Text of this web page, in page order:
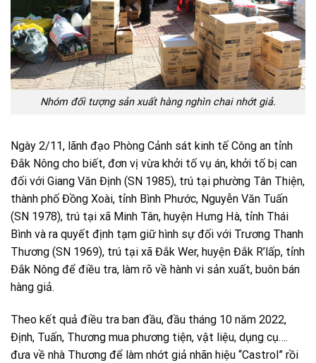
Nhóm đối tượng sản xuất hàng nghìn chai nhớt giả.
Ngày 2/11, lãnh đạo Phòng Cảnh sát kinh tế Công an tỉnh
Đắk Nông cho biết, đơn vị vừa khởi tố vụ án, khởi tố bị can
đối với Giang Văn Định (SN 1985), trú tại phường Tân Thiện,
thành phố Đồng Xoài, tỉnh Bình Phước, Nguyễn Văn Tuấn
(SN 1978), trú tại xã Minh Tân, huyện Hưng Hà, tỉnh Thái
Bình và ra quyết định tạm giữ hình sự đối với Trương Thanh
Thương (SN 1969), trú tại xã Đắk Wer, huyện Đắk R’lấp, tỉnh
Đắk Nông để điều tra, làm rõ về hành vi sản xuất, buôn bán
hàng giả.
Theo kết quả điều tra ban đầu, đầu tháng 10 năm 2022,
Định, Tuấn, Thương mua phương tiện, vật liệu, dụng cụ….
đưa về nhà Thương để làm nhớt giả nhãn hiệu “Castrol” rồi